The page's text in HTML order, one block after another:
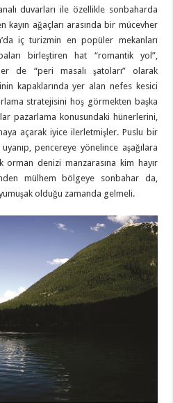
duvarları ile özellikle sonbaharda
kayın ağaçları arasında bir mücevher
iç turizmin en popüler mekanları
birleştiren hat “romantik yol”,
de “peri masalı şatoları” olarak
kapaklarında yer alan nefes kesici
stratejisini hoş görmekten başka
pazarlama konusundaki hünerlerini,
açarak iyice ilerletmişler. Puslu bir
pencereye yönelince aşağılara
denizi manzarasına kim hayır
mülhem bölgeye sonbahar da,
olduğu zamanda gelmeli.